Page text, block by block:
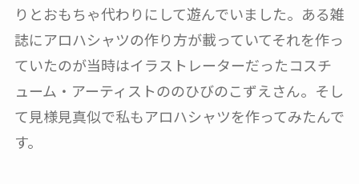
りとおもちゃ代わりにして遊んでいました。ある雑
誌にアロハシャツの作り方が載っていてそれを作っ
ていたのが当時はイラストレーターだったコスチ
ューム・アーティストののひびのこずえさん。そし
て見様見真似で私もアロハシャツを作ってみたんで
す。